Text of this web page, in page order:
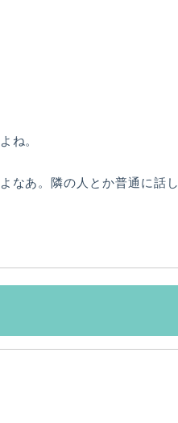
ね。
なあ。隣の人とか普通に話し